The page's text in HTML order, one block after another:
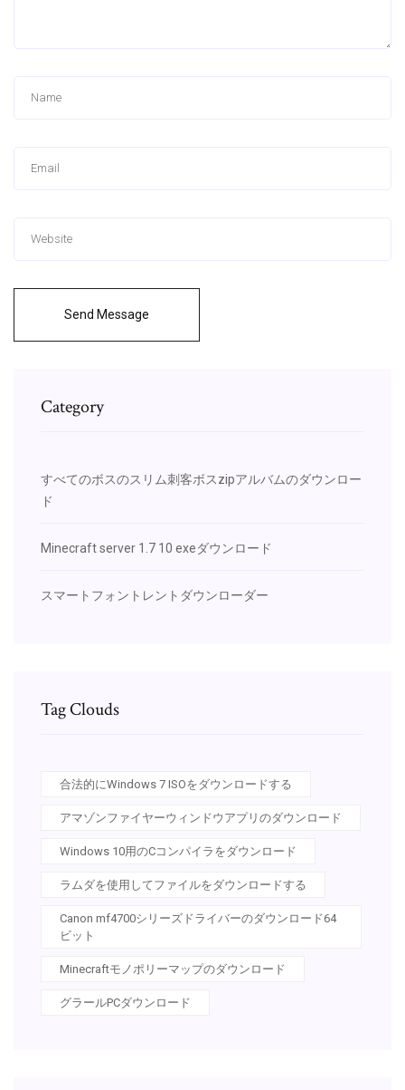
Send Message
Category
すべてのボスのスリム刺客ボスzipアルバムのダウンロー
ド
Minecraft server 1.7 10 exeダウンロード
スマートフォントレントダウンローダー
Tag Clouds
合法的にWindows 7 ISOをダウンロードする
アマゾンファイヤーウィンドウアプリのダウンロード
Windows 10用のCコンパイラをダウンロード
ラムダを使用してファイルをダウンロードする
Canon mf4700シリーズドライバーのダウンロード64
ビット
Minecraftモノポリーマップのダウンロード
グラールPCダウンロード